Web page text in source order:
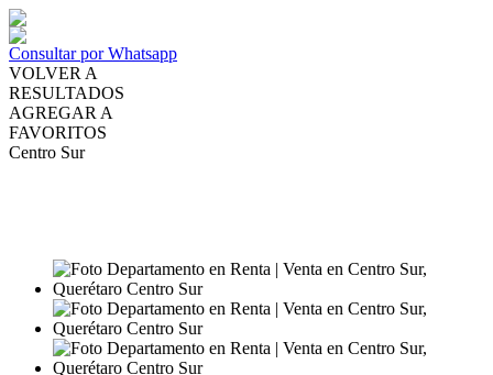
Consultar por Whatsapp
VOLVER A
RESULTADOS
AGREGAR A
FAVORITOS
Centro Sur